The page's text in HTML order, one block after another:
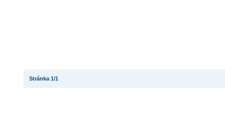
Stránka 1/1